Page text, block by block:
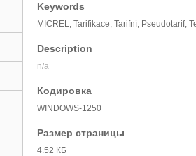
Keywords
MICREL, Tarifikace, Tarifní, Pseudotarif,
Description
n/a
Кодировка
WINDOWS-1250
Размер страницы
4.52 КБ